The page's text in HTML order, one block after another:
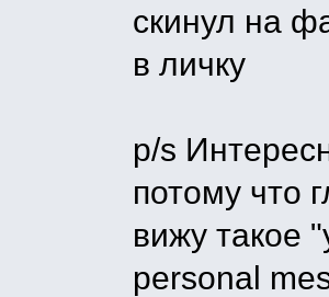
скинул на
в личку
p/s
потому что
вижу такое
personal